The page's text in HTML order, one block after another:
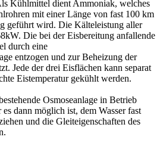
Kühlmittel dient Ammoniak, welches
mit einer Länge von fast 100 km
geführt wird. Die Kälteleistung aller
Die bei der Eisbereitung anfallende
durch eine
entzogen und zur Beheizung der
Jede der drei Eisflächen kann separat
Eistemperatur gekühlt werden.
Osmoseanlage in Betrieb
dann möglich ist, dem Wasser fast
und die Gleiteigenschaften des